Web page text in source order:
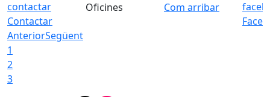
Contactar
Oficines
Com arribar
AnteriorSegüent
1
2
3